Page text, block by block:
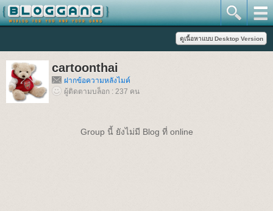
cartoonthai
ฝากข้อความหลังไมค์
ผู้ติดตามบล็อก : 237 คน
Group นี้ ยังไม่มี Blog ที่ online